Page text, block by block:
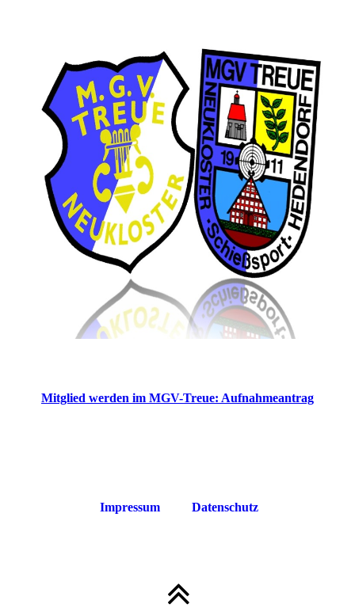
Mitglied werden im MGV-Treue: Aufnahmeantrag
Impressum Datenschutz